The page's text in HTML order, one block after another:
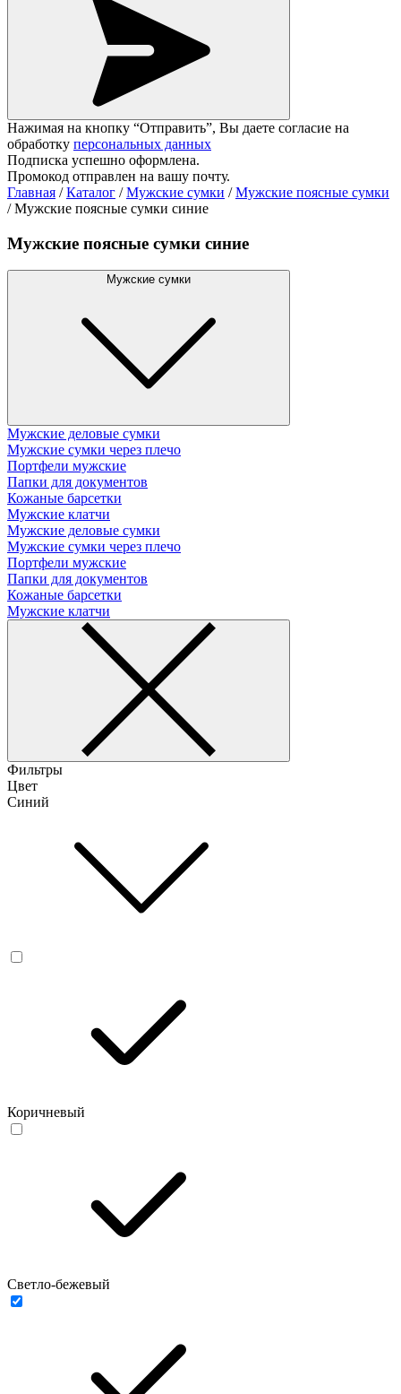
Нажимая на кнопку “Отправить”, Вы даете согласие на
обработку персональных данных
Подписка успешно оформлена.
Промокод отправлен на вашу почту.
Главная / Каталог / Мужские сумки / Мужские поясные сумки
/ Мужские поясные сумки синие
Мужские поясные сумки синие
Мужские сумки
Мужские деловые сумки
Мужские сумки через плечо
Портфели мужские
Папки для документов
Кожаные барсетки
Мужские клатчи
Мужские деловые сумки
Мужские сумки через плечо
Портфели мужские
Папки для документов
Кожаные барсетки
Мужские клатчи
Фильтры
Цвет
Синий
Коричневый
Светло-бежевый